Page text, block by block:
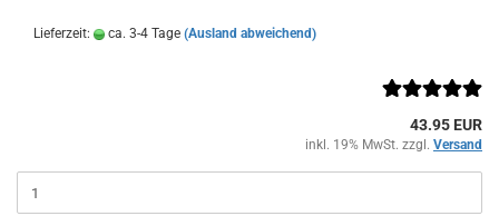
Lieferzeit: ca. 3-4 Tage (Ausland abweichend)
43.95 EUR
inkl. 19% MwSt. zzgl. Versand